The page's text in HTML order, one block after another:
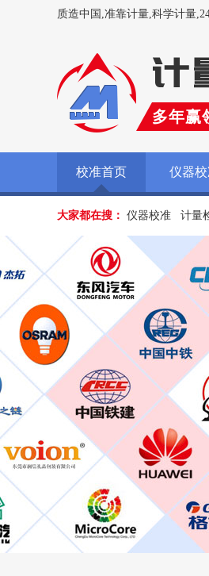
质造中国,准靠计量,科学计量
多年赢
校准首页 仪器
大家都在搜： 仪器校准 计量